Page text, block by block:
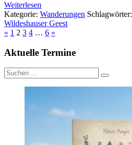
Weiterlesen
Kategorie: Wanderungen Schlagwörter:
Wildeshauser Geest
« 1 2 3 4 … 6 »
Aktuelle Termine
Suche
nach: